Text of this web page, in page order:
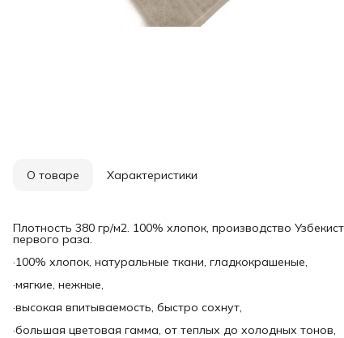
О товаре Характеристики
Плотность 380 гр/м2. 100% хлопок, производство
первого раза.
·100% хлопок, натуральные ткани, гладкокрашеные,
·мягкие, нежные,
·высокая впитываемость, быстро сохнут,
·большая цветовая гамма, от теплых до холодных тонов,